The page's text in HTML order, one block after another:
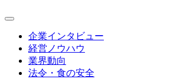
企業インタビュー
経営ノウハウ
業界動向
法令・食の安全